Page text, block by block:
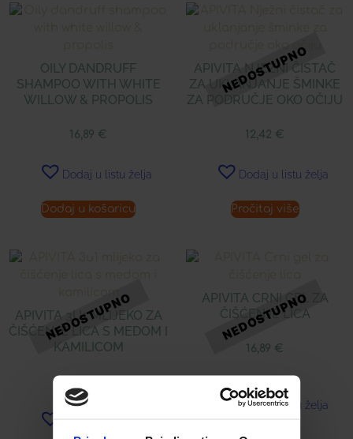
OILY DANDRUFF
SHAMPOO WITH WHITE
WILLOW & PROPOLIS
16,89 €
Dodaj u listu želja
Dodaj u košaricu
APIVITA NJEŽNI ČISTAČ
ZA UKLANJANJE ŠMINKE
ZA PODRUČJE OKO OČIJU
12,42 €
Dodaj u listu želja
Pročitaj više
APIVITA 3U1 MLIJEKO ZA
ČIŠĆENJE LICA S MEDOM I
KAMILICOM
APIVITA CRNI GEL ZA
ČIŠĆENJE LICA
16,89 €
Dodaj u listu želja